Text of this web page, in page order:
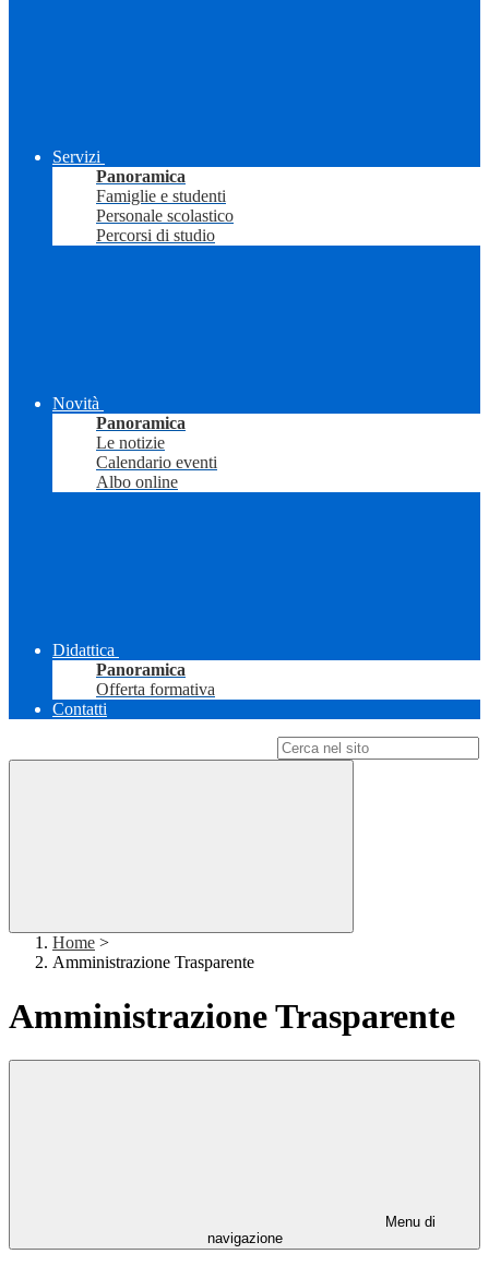
Servizi
Panoramica
Famiglie e studenti
Personale scolastico
Percorsi di studio
Novità
Panoramica
Le notizie
Calendario eventi
Albo online
Didattica
Panoramica
Offerta formativa
Contatti
Home >
Amministrazione Trasparente
Amministrazione Trasparente
Menu di
navigazione